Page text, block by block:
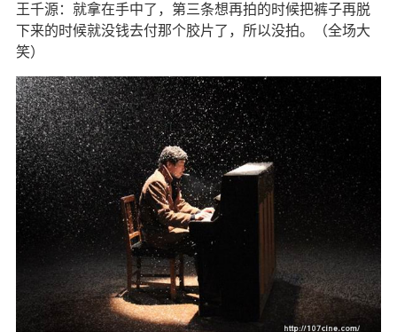
王千源：就拿在手中了，第三条想再拍的时候把裤子再脱
下来的时候就没钱去付那个胶片了，所以没拍。（全场大
笑）